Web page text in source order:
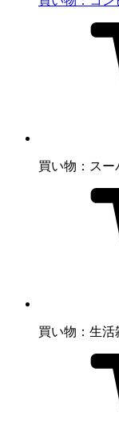
買い物：スー
買い物：生活